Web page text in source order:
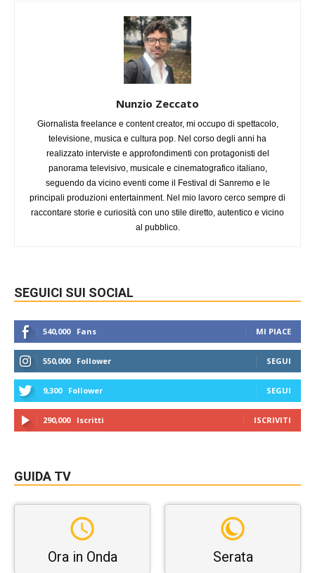
Nunzio Zeccato
Giornalista freelance e content creator, mi occupo di spettacolo,
televisione, musica e cultura pop. Nel corso degli anni ha
realizzato interviste e approfondimenti con protagonisti del
panorama televisivo, musicale e cinematografico italiano,
seguendo da vicino eventi come il Festival di Sanremo e le
principali produzioni entertainment. Nel mio lavoro cerco sempre di
raccontare storie e curiosità con uno stile diretto, autentico e vicino
al pubblico.
SEGUICI SUI SOCIAL
540,000 Fans MI PIACE
550,000 Follower SEGUI
9,300 Follower SEGUI
290,000 Iscritti ISCRIVITI
GUIDA TV
Ora in Onda Serata